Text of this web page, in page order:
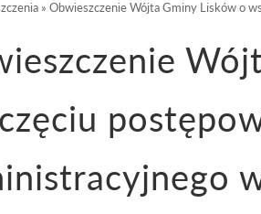
» Obwieszczenie Wójta Gminy Lisków o